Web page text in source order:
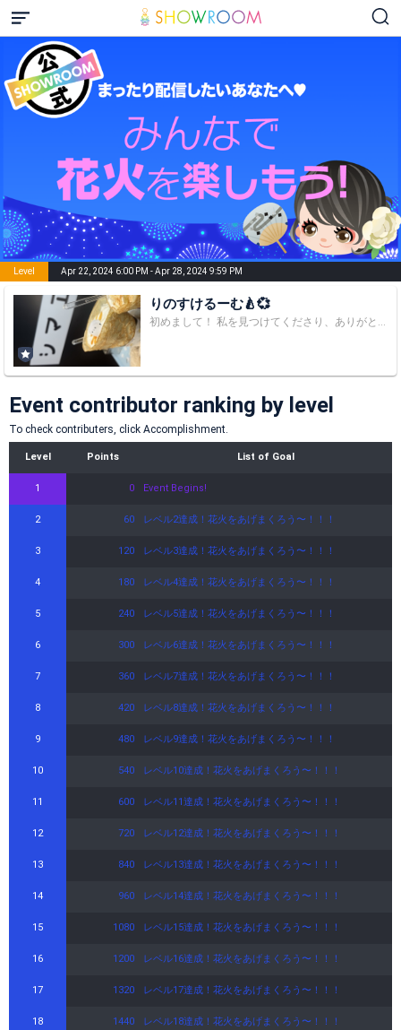
Level Apr 22, 2024 6:00 PM - Apr 28, 2024 9:59 PM
りのすけるーむ🍐💞
初めまして！ 私を見つけてくださり、ありがとうございます🙇🏻‍♀️ 普段は大抵22時か23時58分から のんびり配信しております！ 初見さん大歓迎です！お話しましょう☺️ -------❁ ❁ ❁ ------- ✼••┈┈┈┈┈••✼••┈┈┈┈┈••✼ ⚠️ROOMでのルール⚠️ ・SMS認証(電話番号登録)は必ずしてください。怪しい人認定します😒😅 <SMS認証の手順> ①左上の三本線を押す ②マイページを開く ③アカウント設定を開く ④SMS認証(電話番号認証)をする よろぴこです ☪︎┈┈┈┈┈┈‧✧̣̥̇‧┈┈┈┈┈┈┈☪︎ 【👻りのすけルームでのお願い🐔】 1.私やルームの皆様が不快になる言葉は控えてください🙇‍♀️顔には出さないけど傷つきます😭私だけでなく私の配信を見てくれている皆様も不快になるのは嫌です 2.ルームの皆様が仲良しなのが1番嬉しいです！挨拶、大歓迎です🥰みんなで居心地の良いルームにしましょう！ 3. 大学名、居住地は北海道ということしか公開していませんのでそれ以上の事はお答えできません( . .)" 4.基本的にゆるイベに出て、まったり配信していますが、コメント欄を占領する人は、読まないもしくはブロックします。そのような人の相手をするのは、時間をかけてお星様を届けてくれる方たちに失礼だと思うのでご理解よろしくお願いします。通ってくれる方はぜひりのすけファミリー(ファンレベル10)を目指しましょう！( ¨̮ )会員証も貰えますよ！ 5.漢字がかなり弱いです🙄難しい漢字には読み仮名をつけてくれると嬉しいです✨ 6.訪問回数100回、200回…の記念日はみんなでお祝いしましょう！🎉記念日の前枠で報告をお願いします( * ॑꒳ ॑*)۶" 7.お誕生日もみんなでお祝いしたいです！前日までにお知らせしてください( ˶ ̇ᵕ​ ̇˶)💕盛大にお祝いしましょっ 8.リスナーさん同士のトラブルは、やめてください。配信や、SNSで誰かの目に言える形で意見を言うのもやめてください。SNSで意見を述べたところで解決はしません。色々な人がみているという事を自覚して頂きたいです。見てる方が不快に思う配信はしたくありません。何か意見やアドバイスがある場合は、TwitterなどのDMで私に直接お願いします(* . .))) 9.優しくて面白くて温かいりのすけルームの皆様が大好きです！私を応援してよかったと思ってもらえるような、そんな配信をしていきたいです！皆さんに少しでも幸せをお届け出来たら良いな🫰🏻🤍これからもよろしくお願いします☺️ ✼••┈┈┈┈••✼••┈┈┈┈••✼✼••┈┈┈┈••✼ 🍕自己紹介🍰 名前:りのすけ 出身:北海道 好きなこと:カフェ巡り・バスケ 特技:書道 影分身 変身 特徴:甘いものに目がない、面倒くさがり屋、やりたい事はとことんやります、しょーもないことが好き、可愛い子だいすち いい女になりたい 趣味:可愛いハンカチ集め、最近は数独にハマってます 好きな言葉:後悔しないように、やれる時に。 ✼••┈┈┈┈••✼••┈┈┈┈••✼✼••┈┈┈┈••✼ お手紙等はこちらまで⸜ 💌📮⸝‍ 〒153-0042 東京都目黒区青葉台3-13-11-3F 株式会社エイジ・エンタテインメント りのすけるーむ🍐💞宛 プレゼント送付の際は以下のフォームも！🙇🏻‍♀️👇🏻 https://forms.gle/udM5PjhNHWXAdPik6 フォームの入力をして頂かないと、私にまで届かないので必ずお願いします🙇🏻‍♀️💕 ✼••┈┈┈┈••✼••┈┈┈┈••✼••┈┈┈┈••✼ 〜推薦コメント書いてくださった皆様〜 かなえさん remingさん m. stさん 半チャーハンの大盛りさん だいすけさん ともくん のりちゃん ちむちむさん あそやすさん 優駿さん わかにゃさん にごーさん タカユキさん しゅーやさん ちょいとお前さん 鳩の撃退法さん 風呂たん にゃんちゃん マクギャレットさん mikeizuさん キヨさん ひしょ〜さん tonkenさん すぐる優さん のむさん まるこさん Heoさん あにゃにゃ 花丸さん 太郎さん るーたん ひめさん ころなちゃん からあげくん たまに見てニヤニヤしています。 ありがとうございます🥺💖 ✂︎- - - - - - - -キリトリ- - - - - - - - - - - 最初のアバターの名前は皆さんのアンケートにより 『おふじサン』に決定しました!! (*ˊᗜˋﾉﾉ*✭ﾊﾟﾁﾊﾟﾁ 2『ティラちゃん』←ここからは適当に私が付けました。 3『つーちゃん』 4『メイドサ』 5『カエルくん』 6『のんた！』 7『どさ姫』 8『むむたん』 9『テプちゃん』 10『金ちゃん』 11『うさ子』 12『ふじシマエナガ』 13『しもべ(正座待機)』 14『しもべ(きゅるんver.)』 15『よっちー』 16『王騎ティラ』 17『ティラ丸呑みつーちゃん』 ⭐︎Instagram https://www.instagram.com/07ill0y ⭐︎Twitter https://twitter.com/07ill0y
Event contributor ranking by level
To check contributers, click Accomplishment.
Level Points List of Goal
1 0 Event Begins!
2 60 レベル2達成！花火をあげまくろう〜！！！
3 120 レベル3達成！花火をあげまくろう〜！！！
4 180 レベル4達成！花火をあげまくろう〜！！！
5 240 レベル5達成！花火をあげまくろう〜！！！
6 300 レベル6達成！花火をあげまくろう〜！！！
7 360 レベル7達成！花火をあげまくろう〜！！！
8 420 レベル8達成！花火をあげまくろう〜！！！
9 480 レベル9達成！花火をあげまくろう〜！！！
10 540 レベル10達成！花火をあげまくろう〜！！！
11 600 レベル11達成！花火をあげまくろう〜！！！
12 720 レベル12達成！花火をあげまくろう〜！！！
13 840 レベル13達成！花火をあげまくろう〜！！！
14 960 レベル14達成！花火をあげまくろう〜！！！
15 1080 レベル15達成！花火をあげまくろう〜！！！
16 1200 レベル16達成！花火をあげまくろう〜！！！
17 1320 レベル17達成！花火をあげまくろう〜！！！
18 1440 レベル18達成！花火をあげまくろう〜！！！